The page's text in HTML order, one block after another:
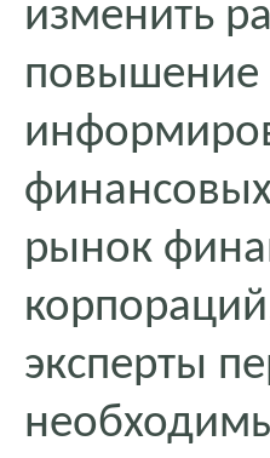
изменить
повышение
рынок
эксперты